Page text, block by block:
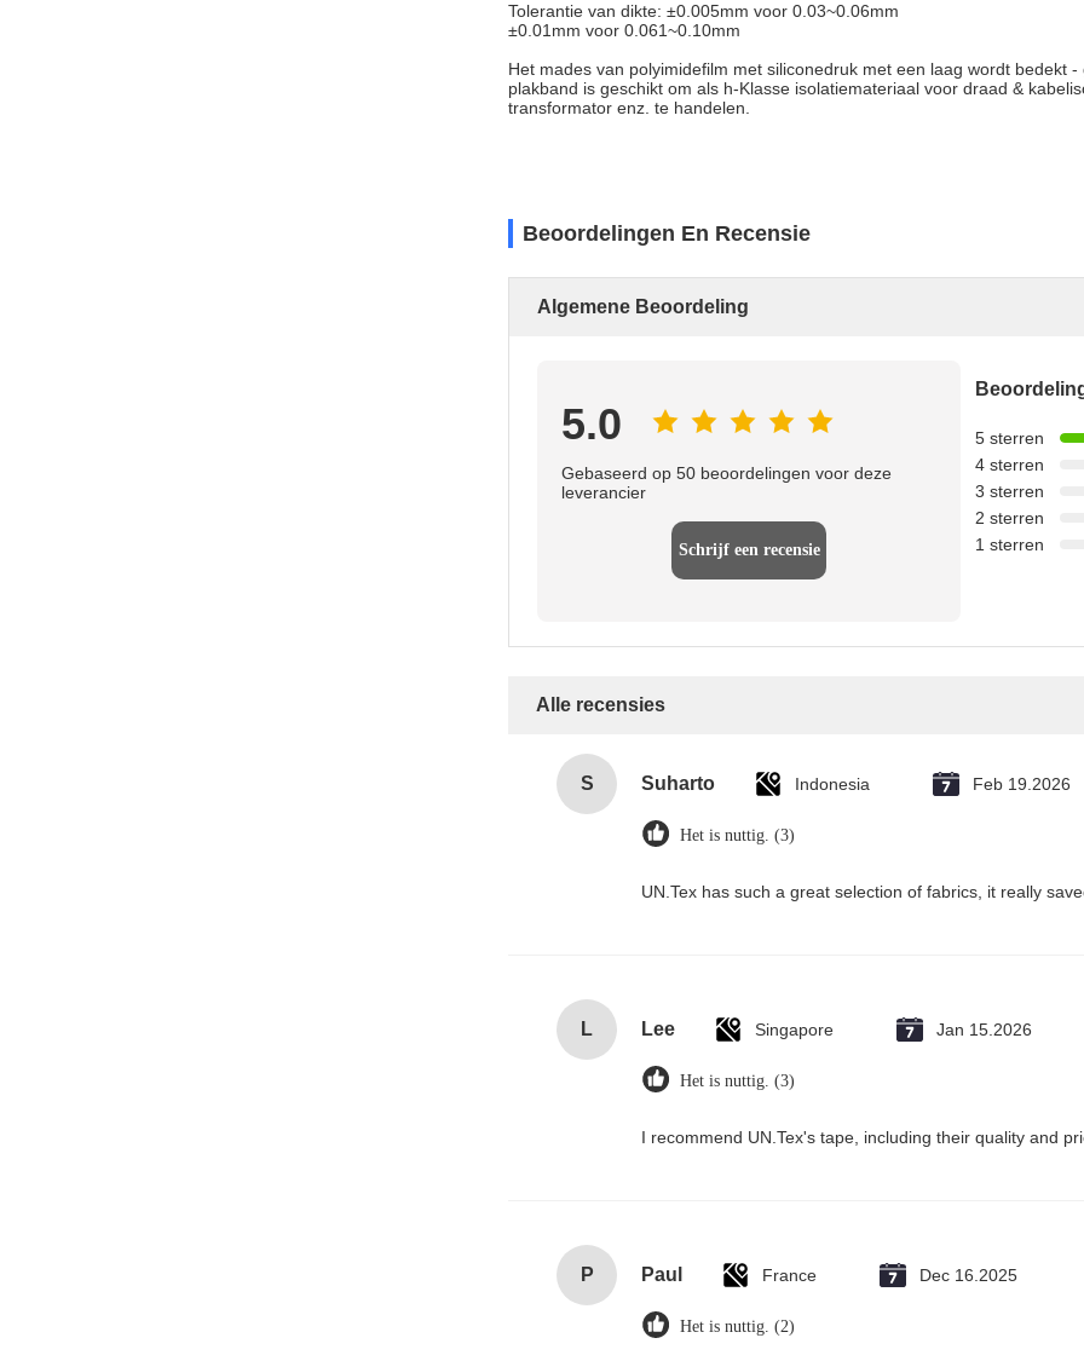
Tolerantie van dikte: ±0.005mm voor 0.03~0.06mm
±0.01mm voor 0.061~0.10mm
Het mades van polyimidefilm met siliconedruk met een laag wordt bedekt
plakband is geschikt om als h-Klasse isolatiemateriaal voor draad &
transformator enz. te handelen.
Beoordelingen En Recensie
Algemene Beoordeling
5.0
Gebaseerd op 50 beoordelingen voor deze
leverancier
Schrijf een recensie
5 sterren
4 sterren
3 sterren
2 sterren
1 sterren
Alle recensies
S Suharto Indonesia Feb 19.2026
Het is nuttig. (3)
UN.Tex has such a great selection of fabrics, it really
L Lee Singapore Jan 15.2026
Het is nuttig. (3)
I recommend UN.Tex's tape, including their quality and
P Paul France Dec 16.2025
Het is nuttig. (2)